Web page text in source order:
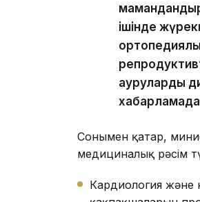
ішінде
ауруларды
Сонымен қатар,
медициналық рәсім
Кардиология